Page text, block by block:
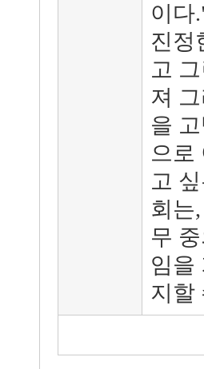
이다
진정
고
져
을
으로
고
회는
무
임을
지할